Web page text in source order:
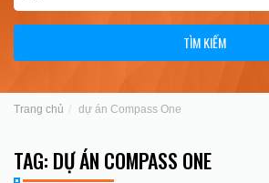
TÌM KIẾM
Trang chủ dự án Compass One
TAG: DỰ ÁN COMPASS ONE